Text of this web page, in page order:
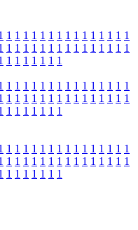
1 1 1 1 1 1 1 1 1 1 1 1 1 1 1
1 1 1 1 1 1 1 1 1 1 1 1 1 1 1
1 1 1 1 1 1 1
1 1 1 1 1 1 1 1 1 1 1 1 1 1 1
1 1 1 1 1 1 1 1 1 1 1 1 1 1 1
1 1 1 1 1 1 1
1 1 1 1 1 1 1 1 1 1 1 1 1 1 1
1 1 1 1 1 1 1 1 1 1 1 1 1 1 1
1 1 1 1 1 1 1